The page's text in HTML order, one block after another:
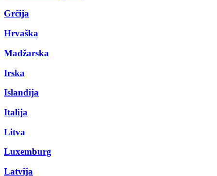
Grčija
Hrvaška
Madžarska
Irska
Islandija
Italija
Litva
Luxemburg
Latvija